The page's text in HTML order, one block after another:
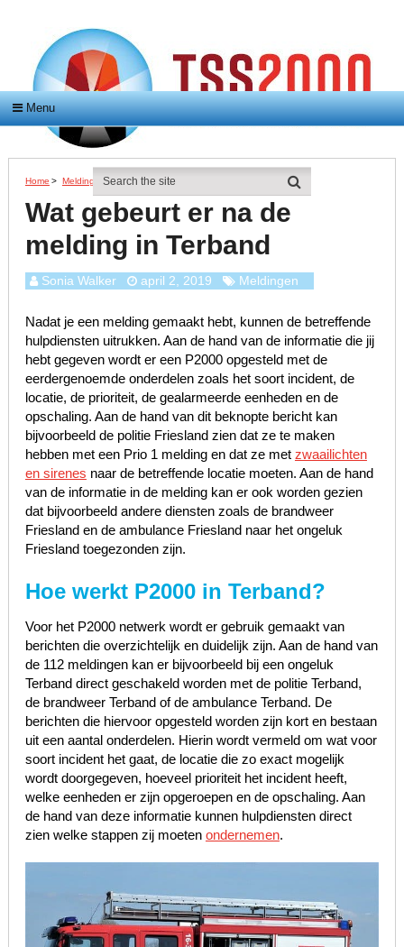
Menu
Home > Meldingen > Wat Gebeurt Er Na De Melding In Terband
Wat gebeurt er na de
melding in Terband
Sonia Walker april 2, 2019 Meldingen
Nadat je een melding gemaakt hebt, kunnen de betreffende
hulpdiensten uitrukken. Aan de hand van de informatie die jij
hebt gegeven wordt er een P2000 opgesteld met de
eerdergenoemde onderdelen zoals het soort incident, de
locatie, de prioriteit, de gealarmeerde eenheden en de
opschaling. Aan de hand van dit beknopte bericht kan
bijvoorbeeld de politie Friesland zien dat ze te maken
hebben met een Prio 1 melding en dat ze met zwaailichten
en sirenes naar de betreffende locatie moeten. Aan de hand
van de informatie in de melding kan er ook worden gezien
dat bijvoorbeeld andere diensten zoals de brandweer
Friesland en de ambulance Friesland naar het ongeluk
Friesland toegezonden zijn.
Hoe werkt P2000 in Terband?
Voor het P2000 netwerk wordt er gebruik gemaakt van
berichten die overzichtelijk en duidelijk zijn. Aan de hand van
de 112 meldingen kan er bijvoorbeeld bij een ongeluk
Terband direct geschakeld worden met de politie Terband,
de brandweer Terband of de ambulance Terband. De
berichten die hiervoor opgesteld worden zijn kort en bestaan
uit een aantal onderdelen. Hierin wordt vermeld om wat voor
soort incident het gaat, de locatie die zo exact mogelijk
wordt doorgegeven, hoeveel prioriteit het incident heeft,
welke eenheden er zijn opgeroepen en de opschaling. Aan
de hand van deze informatie kunnen hulpdiensten direct
zien welke stappen zij moeten ondernemen.